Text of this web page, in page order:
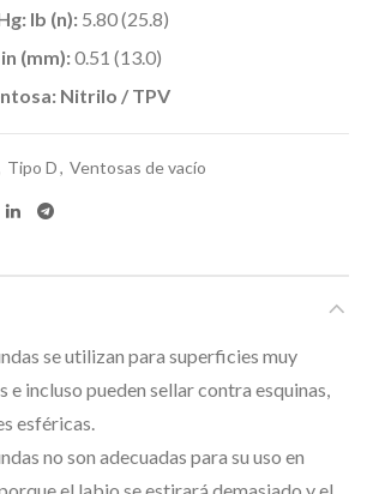
lb (n): 5.80 (25.8)
(mm):0.51 (13.0)
Nitrilo / TPV
Tipo D, Ventosas de vacío
se utilizan para superficies muy
e incluso pueden sellar contra esquinas,
esféricas.
no son adecuadas para su uso en